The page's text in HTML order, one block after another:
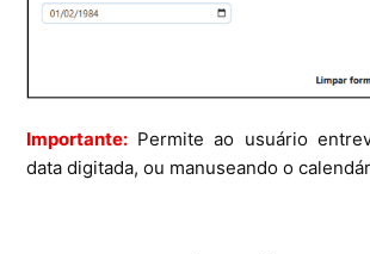
Importante: Permite ao usuário
data digitada, ou manuseando o